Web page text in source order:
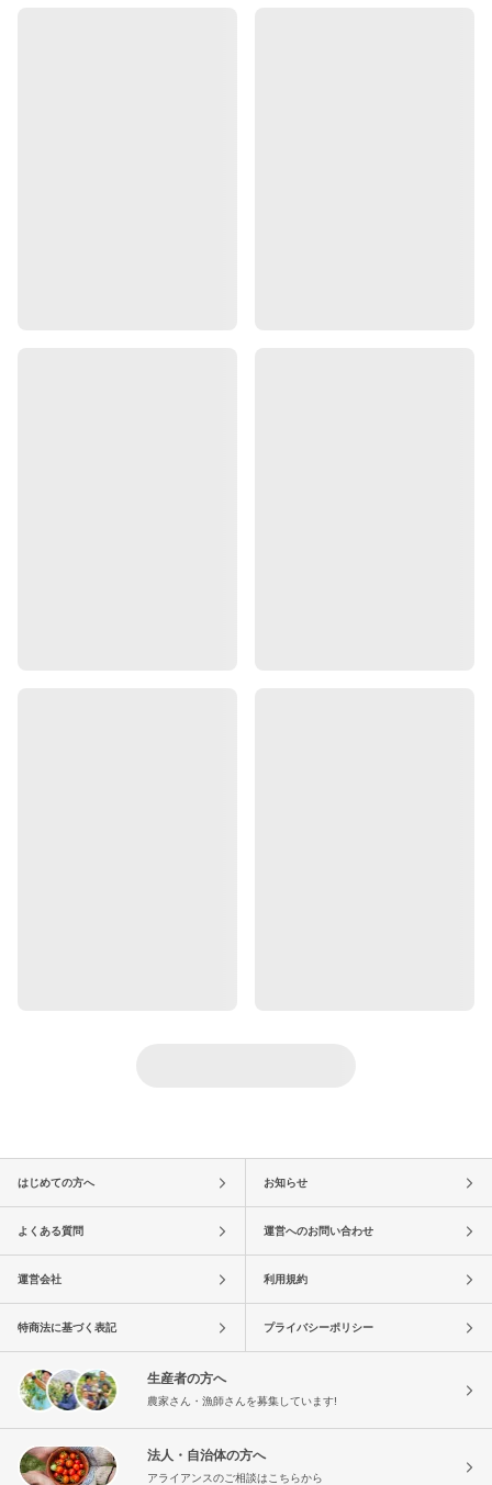
はじめての方へ お知らせ
よくある質問 運営へのお問い合わせ
運営会社 利用規約
特商法に基づく表記 プライバシーポリシー
生産者の方へ
農家さん・漁師さんを募集しています!
法人・自治体の方へ
アライアンスのご相談はこちらから